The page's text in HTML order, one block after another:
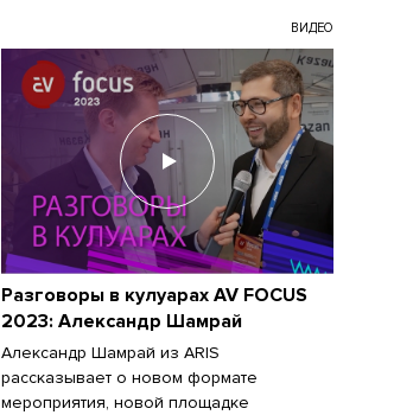
ВИДЕО
Разговоры в кулуарах AV FOCUS
2023: Александр Шамрай
Александр Шамрай из ARIS
рассказывает о новом формате
мероприятия, новой площадке